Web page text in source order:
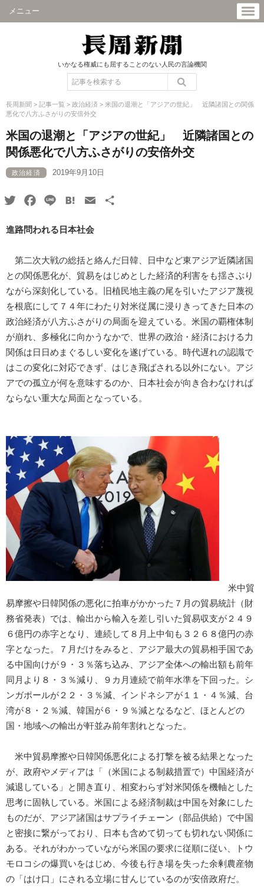
メニュー
いかなる権威にも屈することのない人民の言論機関
長周新聞 > 記事一覧 > 政治経済 > 米国の退潮と「アジアの世紀」 近隣諸国との関係
悪化で八方ふさがりの安倍外交
米国の退潮と「アジアの世紀」 近隣諸国との
関係悪化で八方ふさがりの安倍外交
政治経済 2019年9月10日
TwitterFacebook
Line HatenaEmail
進路問われる日本社会
第二次大戦の総括と絡んだ日韓、日中など東アジア近隣諸国
との関係悪化が、貿易をはじめとした経済的利害をも揺さぶり
ながら深刻化している。旧植民地主義の尾を引いたアジア蔑視
を根底にして７４年にわたり対米従属に浸りきってきた日本の
政治経済が八方ふさがりの局面を迎えている。米国の覇権体制
が崩れ、多極化に向かうなかで、世界の政治・経済における力
関係は日日めまぐるしい変化を遂げている。時代遅れの認識で
はこの変化に対応できず、はじき飛ばされる以外にない。アジ
アでの孤立が何を意味するのか、日本社会が向き合わなければ
ならない重大な局面となっている。
米中貿
易摩擦や日韓関係の悪化に拍車がかかった７月の貿易統計（財
務省発表）では、輸出から輸入を差し引いた貿易収支が２４９
６億円の赤字となり、連続して８月上中旬も３２６８億円の赤
字となった。７月だけをみると、アジア最大の貿易相手国であ
る中国向けが９・３％落ち込み、アジア全体への輸出額も前年
同月より８・３％減り、９カ月連続で前年水準を下回った。シ
ンガポールが２２・３％減、インドネシアが１１・４％減、台
湾が８・２％減、韓国が６・９％減となるなど、ほとんどの
国・地域への輸出が軒並み前年割れとなった。
米中貿易摩擦や日韓関係悪化による打撃を被る結果となった
が、政府やメディアは「（米国による制裁措置で）中国経済が
減退している」と開き直り、相変わらず対米関係を機軸とした
思考に固執している。米国による経済制裁は中国を対象にした
ものだが、アジア諸国はサプライチェーン（部品供給）で中国
と密接に繋がっており、日本も含めて切っても切れない関係に
ある。それがわかっていながら米国の要求に従順に従い、トウ
モロコシの爆買いをはじめ、今後も行き場を失った余剰農産物
の「はけ口」にされる立場に甘んじているのが安倍政府だ。